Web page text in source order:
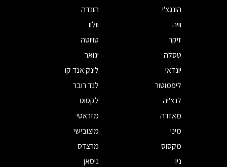
הונגצ'י
הונדה
וויה
וולוו
זיקר
טויוטה
טסלה
יגואר
יונדאי
לינק אנד קו
ליפמוטור
לנד רובר
לנצ'יה
לקסוס
מאזדה
מזראטי
מיני
מיצובישי
מקסוס
מרצדס
ניו
ניסאן